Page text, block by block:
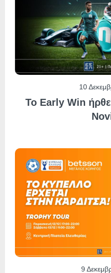
10
Το Early Win
9